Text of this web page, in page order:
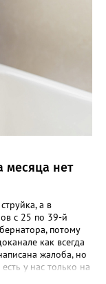
месяца нет
а в
с 25 по 39-й
потому
как всегда
жалоба, но
у нас только на